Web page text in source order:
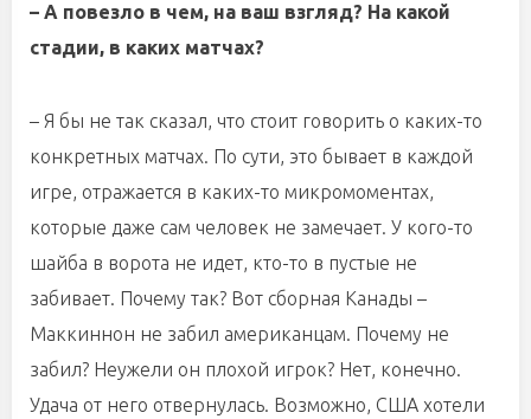
– А повезло в чем, на ваш взгляд? На какой
стадии, в каких матчах?
– Я бы не так сказал, что стоит говорить о каких-то
конкретных матчах. По сути, это бывает в каждой
игре, отражается в каких-то микромоментах,
которые даже сам человек не замечает. У кого-то
шайба в ворота не идет, кто-то в пустые не
забивает. Почему так? Вот сборная Канады –
Маккиннон не забил американцам. Почему не
забил? Неужели он плохой игрок? Нет, конечно.
Удача от него отвернулась. Возможно, США хотели